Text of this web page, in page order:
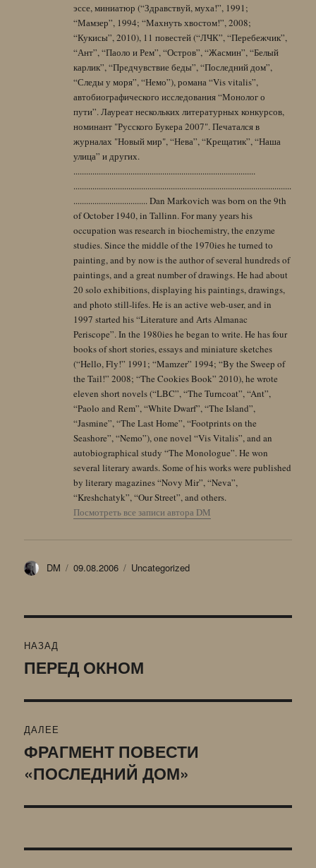
эссе, миниатюр (“Здравствуй, муха!”, 1991;
“Мамзер”, 1994; “Махнуть хвостом!”, 2008;
“Кукисы”, 2010), 11 повестей (“ЛЧК”, “Перебежчик”,
“Ант”, “Паоло и Рем”, “Остров”, “Жасмин”, “Белый
карлик”, “Предчувствие беды”, “Последний дом”,
“Следы у моря”, “Немо”), романа “Vis vitalis”,
автобиографического исследования “Монолог о
пути”. Лауреат нескольких литературных конкурсов,
номинант "Русского Букера 2007". Печатался в
журналах "Новый мир", “Нева”, “Крещатик”, “Наша
улица” и других.
......................................................................................
.......................................................................................................
................................... Dan Markovich was born on the 9th
of October 1940, in Tallinn. For many years his
occupation was research in biochemistry, the enzyme
studies. Since the middle of the 1970ies he turned to
painting, and by now is the author of several hundreds of
paintings, and a great number of drawings. He had about
20 solo exhibitions, displaying his paintings, drawings,
and photo still-lifes. He is an active web-user, and in
1997 started his “Literature and Arts Almanac
Periscope”. In the 1980ies he began to write. He has four
books of short stories, essays and miniature sketches
(“Hello, Fly!” 1991; “Mamzer” 1994; “By the Sweep of
the Tail!” 2008; “The Cookies Book” 2010), he wrote
eleven short novels (“LBC”, “The Turncoat”, “Ant”,
“Paolo and Rem”, “White Dwarf”, “The Island”,
“Jasmine”, “The Last Home”, “Footprints on the
Seashore”, “Nemo”), one novel “Vis Vitalis”, and an
autobiographical study “The Monologue”. He won
several literary awards. Some of his works were published
by literary magazines “Novy Mir”, “Neva”,
“Kreshchatyk”, “Our Street”, and others.
Посмотреть все записи автора DM
Автор
DM Опубликовано
09.08.2006 Рубрики
Uncategorized
по
НАЗАД
Предыдущая
ПЕРЕД ОКНОМ
ДАЛЕЕ
Следующая
запись:
ФРАГМЕНТ ПОВЕСТИ
«ПОСЛЕДНИЙ ДОМ»